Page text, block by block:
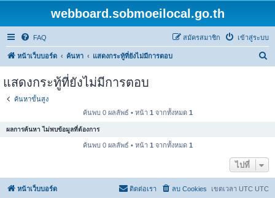
webboard.sobmoeilocal.go.th
FAQ เข้าสู่ระบบ
สมัครสมาชิก
หน้าเว็บบอร์ด ค้นหา แสดงกระทู้ที่ยังไม่มีการตอบ
แสดงกระทู้ที่ยังไม่มีการตอบ
ค้นหาขั้นสูง
ค้นพบ 0 ผลลัพธ์ • หน้า 1 จากทั้งหมด 1
ผลการค้นหา ไม่พบข้อมูลที่ต้องการ
ค้นพบ 0 ผลลัพธ์ • หน้า 1 จากทั้งหมด 1
ไปที่
หน้าเว็บบอร์ด เขตเวลา UTC UTC
ลบ Cookies
ติดต่อเรา